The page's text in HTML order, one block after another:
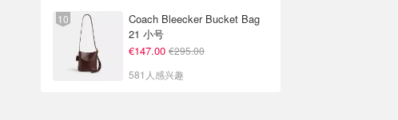
Coach Bleecker Bucket Bag
21 小号
€147.00 €295.00
581人感兴趣